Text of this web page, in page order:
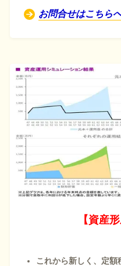
お問合せはこちら
【資産
これから新しく、定額